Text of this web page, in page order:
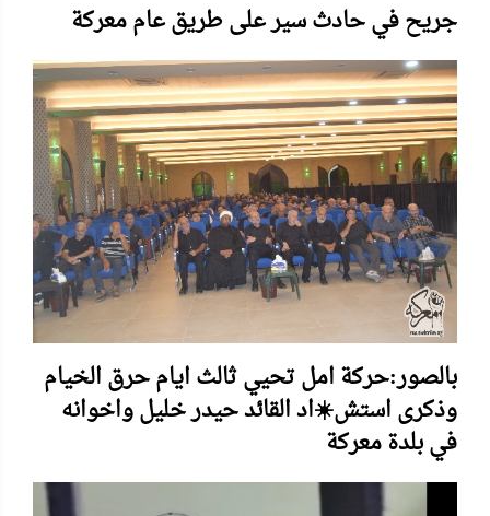
جريح في حادث سير على طريق عام معركة
بالصور:حركة امل تحيي ثالث ايام حرق الخيام
وذكرى استش☀️اد القائد حيدر خليل واخوانه
في بلدة معركة